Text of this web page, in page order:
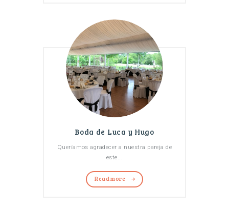
Boda de Luca y Hugo
Queríamos agradecer a nuestra pareja de
este...
Read more